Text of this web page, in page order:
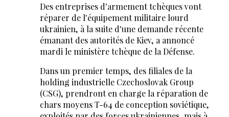
Des entreprises d'armement tchèques vont
réparer de l'équipement militaire lourd
ukrainien, à la suite d'une demande récente
émanant des autorités de Kiev, a annoncé
mardi le ministère tchèque de la Défense.
Dans un premier temps, des filiales de la
holding industrielle Czechoslovak Group
(CSG), prendront en charge la réparation de
chars moyens T-64 de conception soviétique,